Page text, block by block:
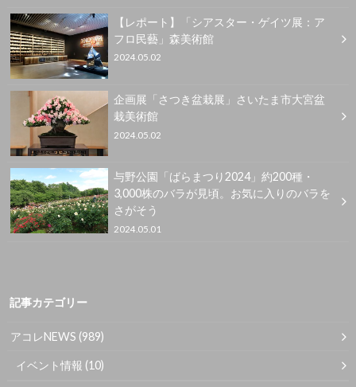
【レポート】「シアスター・ゲイツ展：ア
フロ民藝」森美術館
2024.05.02
企画展「さつき盆栽展」さいたま市大宮盆
栽美術館
2024.05.02
与野公園「ばらまつり2024」約200種・
3,000株のバラが見頃。お気に入りのバラを
さがそう
2024.05.01
記事カテゴリー
アコレNEWS (989)
イベント情報 (10)